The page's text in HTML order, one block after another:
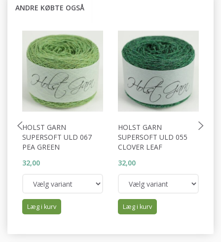
ANDRE KØBTE OGSÅ
HOLST GARN
SUPERSOFT ULD 067
PEA GREEN
32,00
Læg i kurv
HOLST GARN
SUPERSOFT ULD 055
CLOVER LEAF
32,00
Læg i kurv